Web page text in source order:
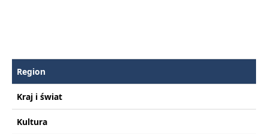
Region
Kraj i świat
Kultura